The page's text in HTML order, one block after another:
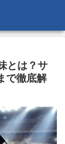
とは？サ
で徹底解